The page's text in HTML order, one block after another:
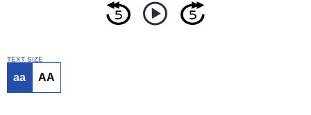
TEXT SIZE
aa AA